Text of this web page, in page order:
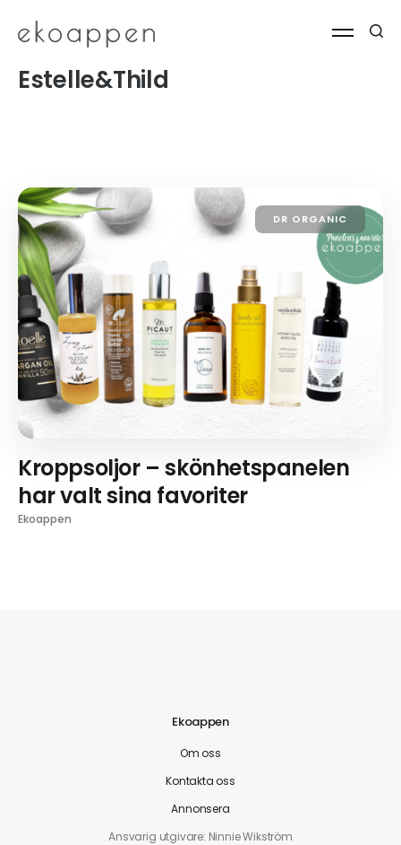
Estelle&Thild
DR ORGANIC
Kroppsoljor – skönhetspanelen
har valt sina favoriter
Ekoappen
Ekoappen
Om oss
Kontakta oss
Annonsera
Ansvarig utgivare: Ninnie Wikström